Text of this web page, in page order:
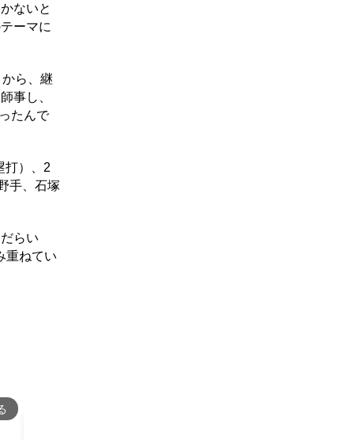
ないと
ーマに
ら、継
事し、
たんで
打）、2
手、石塚
らい
重ねてい